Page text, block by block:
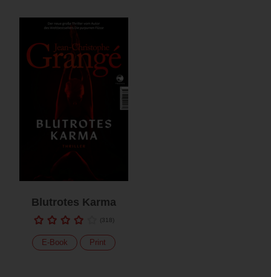
Blutrotes Karma
(318)
E-Book Print